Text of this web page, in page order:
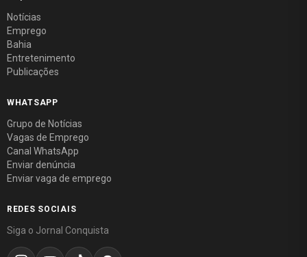
Notícias
Emprego
Bahia
Entretenimento
Publicações
WHATSAPP
Grupo de Notícias
Vagas de Emprego
Canal WhatsApp
Enviar denúncia
Enviar vaga de emprego
REDES SOCIAIS
Siga o Jornal Conquista